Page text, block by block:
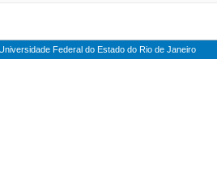
Federal do Estado do Rio de Janeiro